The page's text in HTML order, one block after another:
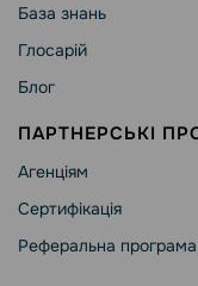
База знань
Глосарій
Блог
ПАРТНЕРСЬКІ
Агенціям
Сертифікація
Реферальна програма